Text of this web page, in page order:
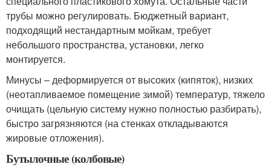
трубы можно регулировать. Бюджетный вариант,
подходящий нестандартным мойкам, требует
небольшого пространства, установки, легко
монтируется.
Минусы – деформируется от высоких (кипяток), низких
(неотапливаемое помещение зимой) температур, тяжело
очищать (цельную систему нужно полностью разбирать),
быстро загрязняются (на стенках откладываются
жировые отложения).
Бутылочные (колбовые)